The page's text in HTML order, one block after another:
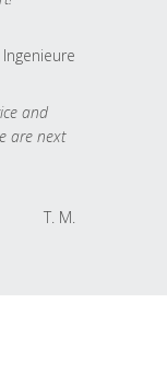
Ingenieure
and
are next
T. M.